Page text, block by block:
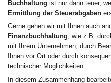
Buchhaltung ist nur dann teuer,
Ermittlung der Steuerabgaben
Gerne gehen wir mit Ihnen auch
Finanzbuchhaltung, wie z.B.
mit Ihrem Unternehmen, durch
Ihnen vor Ort oder durch
technischer Möglichkeiten.
In diesem Zusammenhang